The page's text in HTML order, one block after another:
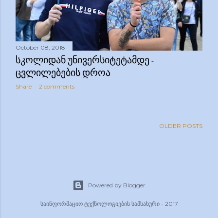
October 08, 2018
ᲡᲙᲝᲚᲘᲓᲐᲜ ᲣᲜᲘᲕᲔᲠᲡᲘᲢᲔᲢᲐᲛᲓᲔ -
ᲪᲕᲚᲘᲚᲔᲑᲔᲑᲘᲡ ᲓᲠᲝᲐ
Share 2 comments
OLDER POSTS
Powered by Blogger
საინფორმაციო ტექნოლოგიების სამსახური - 2017